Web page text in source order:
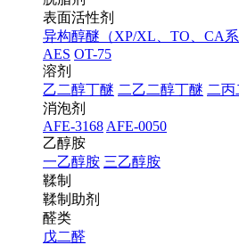
表面活性剂
异构醇醚（XP/XL、TO、CA系
AES OT-75
溶剂
乙二醇丁醚 二乙二醇丁醚 二
消泡剂
AFE-3168 AFE-0050
乙醇胺
一乙醇胺 三乙醇胺
鞣制
鞣制助剂
醛类
戊二醛